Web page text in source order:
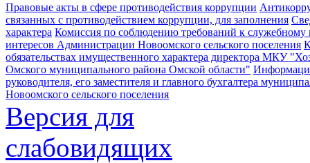
Правовые акты в сфере противодействия коррупции
связанных с противодействием коррупции, для заполнения
характера Комиссия по соблюдению требований к
интересов Администрации Новоомского сельского поселения
обязательствах имущественного характера директора МКУ
Омского муниципального района Омской области"
руководителя, его заместителя и главного бухгалтера
Новоомского сельского поселения
Версия для
слабовидящих